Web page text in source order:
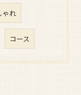
ゃれ
コース